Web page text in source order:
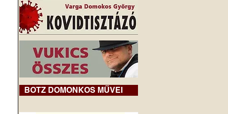
BOTZ DOMONKOS MŰVEI